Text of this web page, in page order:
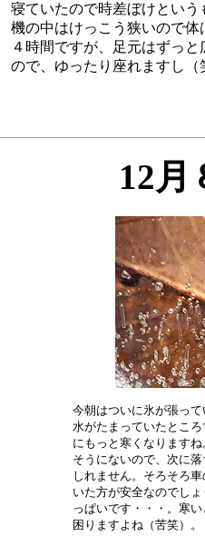
寝ていたので時差ぼけとい
機の中はけっこう狭いので
４時間ですが、足元はずっ
12月
今朝はついに氷が張っ
水がたまっていたとこ
にもっと寒くなります
そうにないので、次に
しれません。そろそろ
いた方が安全なのでし
っぱいです・・・。寒